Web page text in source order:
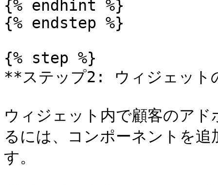
{% endhint %}
{% endstep %}
{% step %}
**ステップ2: ウィジェット
ウィジェット内で顧客のア
るには、コンポーネントを
す。